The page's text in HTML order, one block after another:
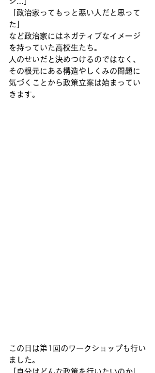
「政治家ってもっと悪い人だと思って
た」
など政治家にはネガティブなイメージ
を持っていた高校生たち。
人のせいだと決めつけるのではなく、
その根元にある構造やしくみの問題に
気づくことから政策立案は始まってい
きます。
この日は第1回のワークショップも行い
ました。